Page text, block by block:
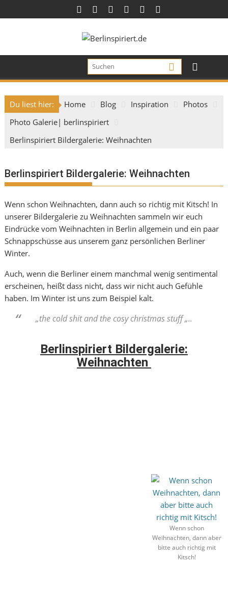
to
Du liest hier: Home Blog Inspiration
Photos
Photo Galerie| berlinspiriert
Berlinspiriert Bildergalerie: Weihnachten
Berlinspiriert Bildergalerie: Weihnachten
Wenn schon Weihnachten, dann auch so richtig mit Kitsch! In
unserer Bildergalerie zu Weihnachten sammeln wir euch
Eindrücke vom Weihnachten in Berlin allgemein und ein paar
Schnappschüsse aus unserem ganz persönlichen Berliner
Winter.
Auch, wenn die Berliner einem manchmal wenig sentimental
erscheinen, heißt dass nicht, dass wir nicht auch Gefühle
haben. Im Winter ist uns zum Beispiel kalt.
„the cold shit and the cosy christmas stuff „..
Berlinspiriert Bildergalerie:
Weihnachten
Wenn schon
Weihnachten, dann aber
bitte auch richtig mit
Kitsch!